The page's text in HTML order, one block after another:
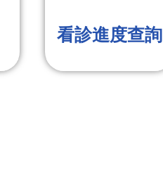
看診進度查詢